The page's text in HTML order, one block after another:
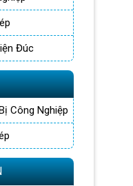
Đúc
Công Nghiệp